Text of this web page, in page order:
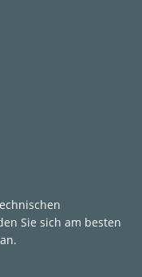
Sie sich am besten